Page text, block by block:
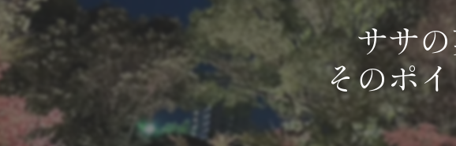
剪定
伐採
除草
植替
ササ
そのポ